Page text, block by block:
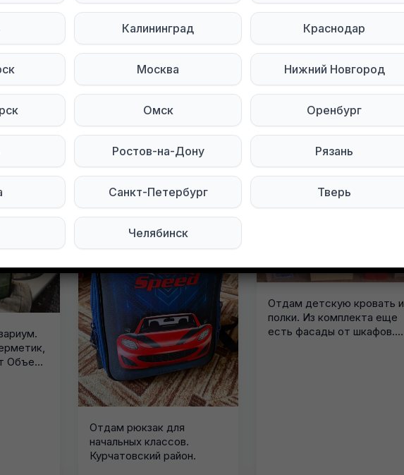
Мы в Telegram
93 просмотров
в этом городе
Объем
Отдам рюкзак для
начальных классов.
Курчатовский район.
Отдам детскую кровать и
полки. Из комплекта еще
есть фасады от шкафов....
Калининград Краснодар
Москва Нижний Новгород
Омск Оренбург
Ростов-на-Дону Рязань
Санкт-Петербург Тверь
Челябинск